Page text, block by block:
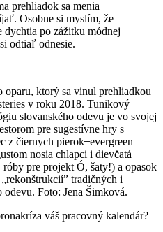
prehliadok sa menia
Osobne si myslím, že
dychtia po zážitku módnej
odtiaľ odnesie.
oparu, ktorý sa vinul prehliadkou
v roku 2018. Tunikový
slovanského odevu je vo svojej
pre sugestívne hry s
z čiernych pierok ̶ evergreen
nosia chlapci i dievčatá
pre projekt Ó, šaty!) a opasok
tradičných i
Foto: Jena Šimková.
váš pracovný kalendár?